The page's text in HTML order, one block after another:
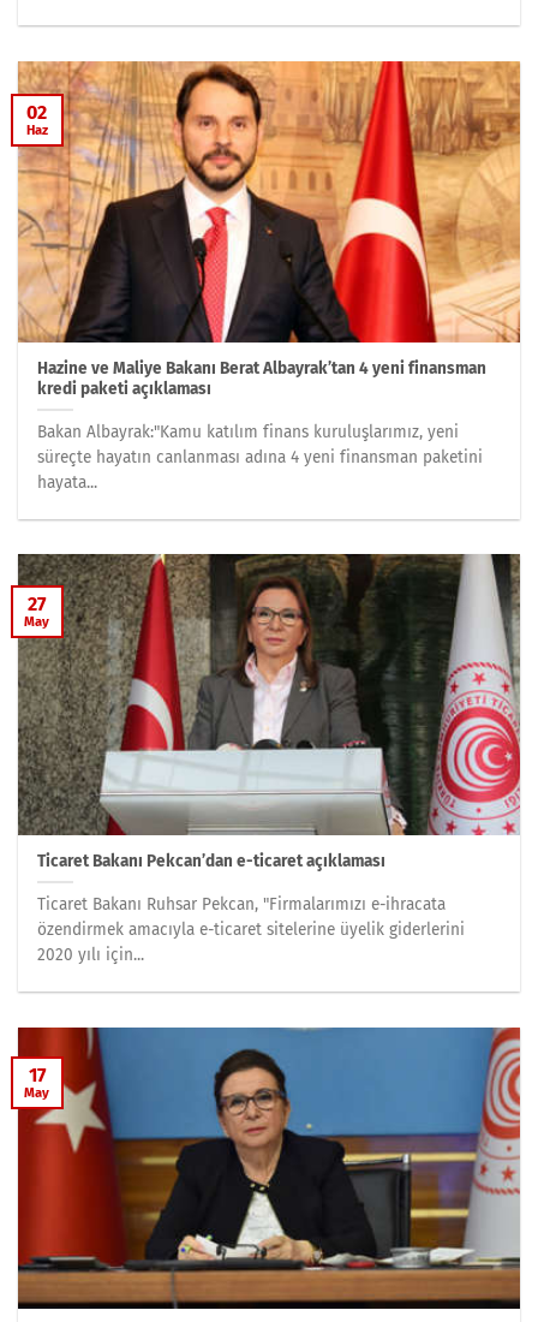
Hazine ve Maliye Bakanı Berat Albayrak’tan 4 yeni finansman
kredi paketi açıklaması
Bakan Albayrak:"Kamu katılım finans kuruluşlarımız, yeni
süreçte hayatın canlanması adına 4 yeni finansman paketini
hayata...
02
Haz
Ticaret Bakanı Pekcan’dan e-ticaret açıklaması
Ticaret Bakanı Ruhsar Pekcan, "Firmalarımızı e-ihracata
özendirmek amacıyla e-ticaret sitelerine üyelik giderlerini
2020 yılı için...
27
May
17
May